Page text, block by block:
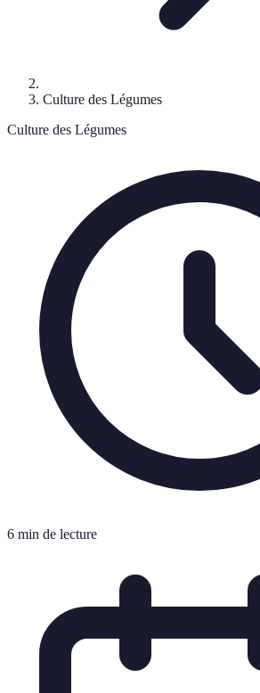
Culture des Légumes
Culture des Légumes
6 min de lecture